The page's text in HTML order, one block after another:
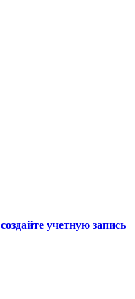
создайте учетную запись